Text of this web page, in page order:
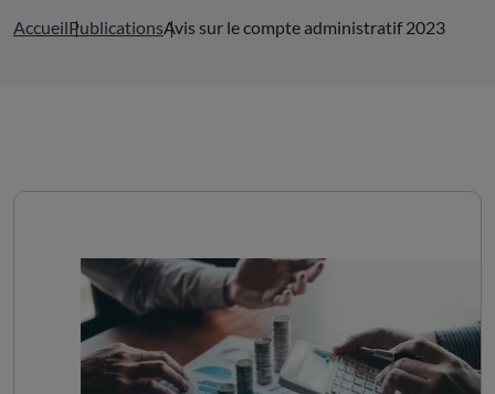
AccueilPublicationsAvis sur le compte administratif 2023